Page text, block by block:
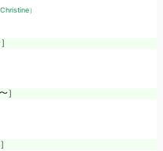
）
］